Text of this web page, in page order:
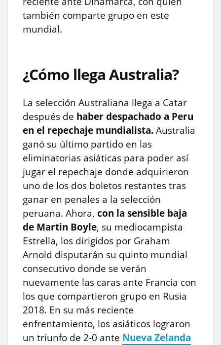
también comparte grupo en este
mundial.
¿Cómo llega Australia?
La selección Australiana llega a Catar
después de haber despachado a Peru
en el repechaje mundialista.Australia
ganó su último partido en las
eliminatorias asiáticas para poder así
jugar el repechaje donde adquirieron
uno de los dos boletos restantes tras
ganar en penales a la selección
peruana. Ahora, con la sensible baja
de Martin Boyle, su mediocampista
Estrella, los dirigidos por Graham
Arnold disputarán su quinto mundial
consecutivo donde se verán
nuevamente las caras ante Francia con
los que compartieron grupo en Rusia
2018. En su más reciente
enfrentamiento, los asiáticos lograron
un triunfo de 2-0 ante Nueva Zelanda